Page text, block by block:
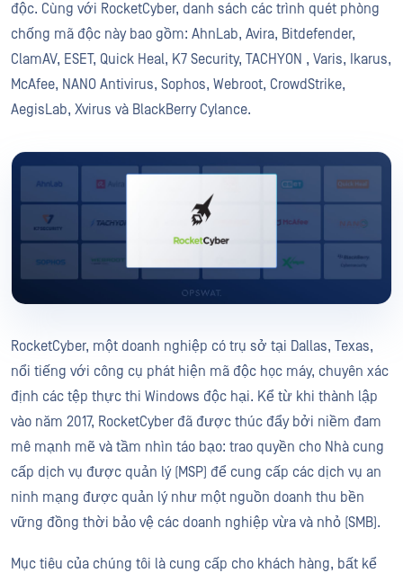
độc. Cùng với RocketCyber, danh sách các trình quét phòng
chống mã độc này bao gồm: AhnLab, Avira, Bitdefender,
ClamAV, ESET, Quick Heal, K7 Security, TACHYON , Varis, Ikarus,
McAfee, NANO Antivirus, Sophos, Webroot, CrowdStrike,
AegisLab, Xvirus và BlackBerry Cylance.
RocketCyber, một doanh nghiệp có trụ sở tại Dallas, Texas,
nổi tiếng với công cụ phát hiện mã độc học máy, chuyên xác
định các tệp thực thi Windows độc hại. Kể từ khi thành lập
vào năm 2017, RocketCyber đã được thúc đẩy bởi niềm đam
mê mạnh mẽ và tầm nhìn táo bạo: trao quyền cho Nhà cung
cấp dịch vụ được quản lý (MSP) để cung cấp các dịch vụ an
ninh mạng được quản lý như một nguồn doanh thu bền
vững đồng thời bảo vệ các doanh nghiệp vừa và nhỏ (SMB).
Mục tiêu của chúng tôi là cung cấp cho khách hàng, bất kể